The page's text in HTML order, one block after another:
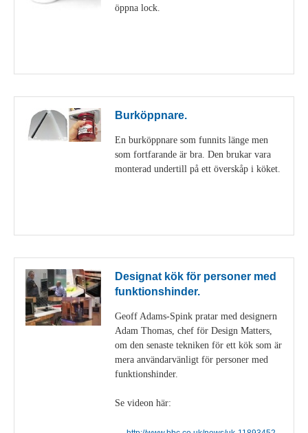
öppna lock.
Burköppnare.
En burköppnare som funnits länge men
som fortfarande är bra. Den brukar vara
monterad undertill på ett överskåp i köket.
Designat kök för personer med
funktionshinder.
Geoff Adams-Spink pratar med designern
Adam Thomas, chef för Design Matters,
om den senaste tekniken för ett kök som är
mera användarvänligt för personer med
funktionshinder.
Se videon här: